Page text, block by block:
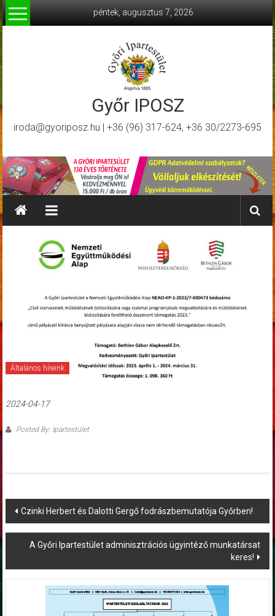
Skip
to
content
péntek, augusztus 7, 2026
Győr IPOSZ
iroda@gyoriposz.hu | +36 (96) 317-624, +36 30/2273-695
Általános híreink
2024-04-17
Posted By: Ipartestület
Post
navigation
Czinki Herbert és Dalotti Gergő fodrászbemutatója Győrben!
A Győri Ipartestület adminisztrációs ügyintéző munkatársat
keres!